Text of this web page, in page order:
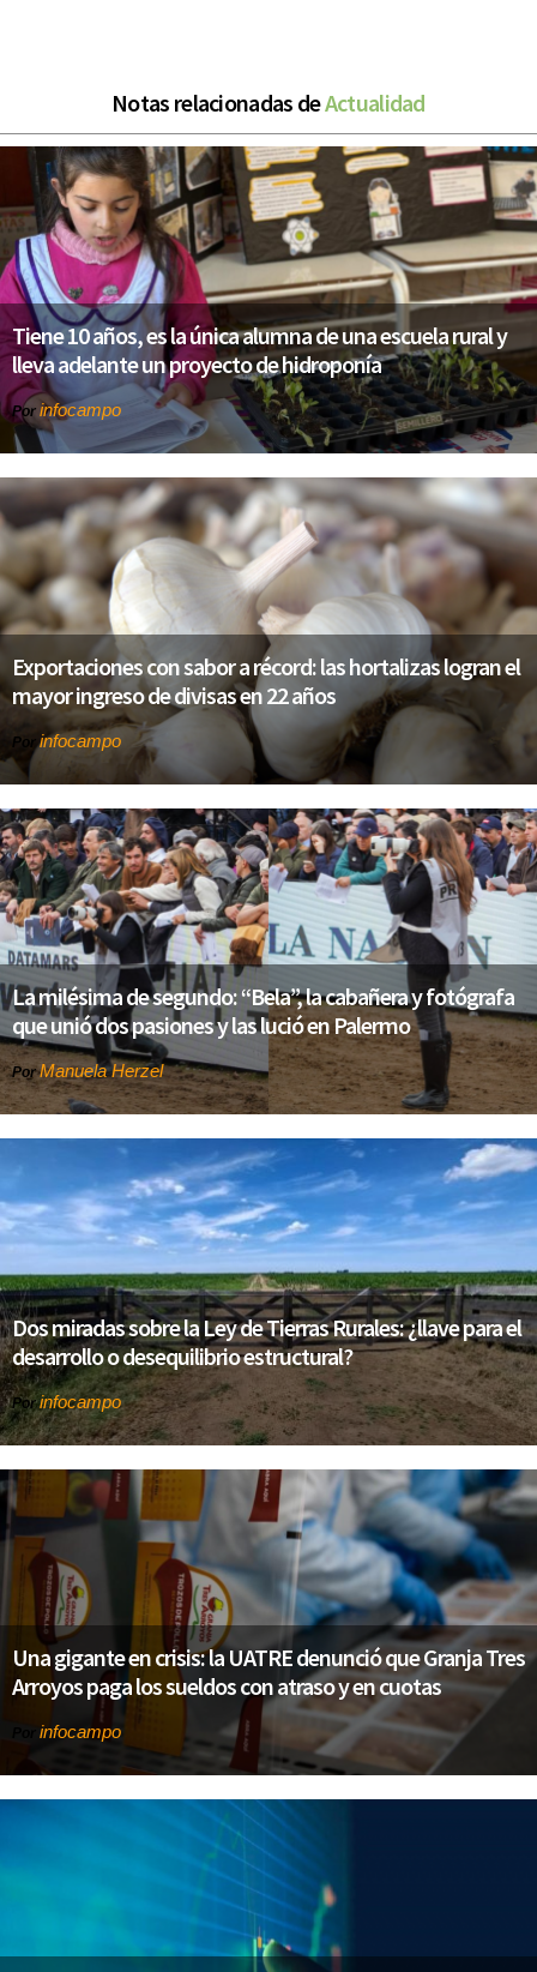
Notas relacionadas deActualidad
Tiene 10 años, es la única alumna de una escuela rural y
lleva adelante un proyecto de hidroponía
Por infocampo
Exportaciones con sabor a récord: las hortalizas logran el
mayor ingreso de divisas en 22 años
Porinfocampo
La milésima de segundo: “Bela”, la cabañera y fotógrafa
que unió dos pasiones y las lució en Palermo
PorManuela Herzel
Dos miradas sobre la Ley de Tierras Rurales: ¿llave para el
desarrollo o desequilibrio estructural?
Porinfocampo
Una gigante en crisis: la UATRE denunció que Granja Tres
Arroyos paga los sueldos con atraso y en cuotas
infocampo